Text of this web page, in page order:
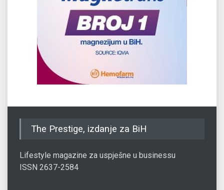
The Prestige, izdanje za BiH
Lifestyle magazine za uspješne u businessu
ISSN 2637-2584